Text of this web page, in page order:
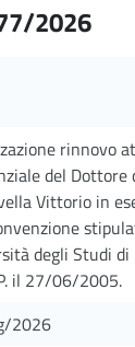
2026
rinnovo
del Dottore
Vittorio in
degli Studi
il 27/06/2005.
2026